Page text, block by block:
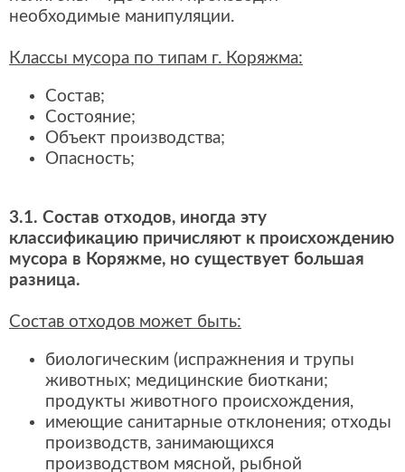
необходимые манипуляции.
Классы мусора по типам г. Коряжма:
Состав;
Состояние;
Объект производства;
Опасность;
3.1. Состав отходов, иногда эту
классификацию причисляют к происхождению
мусора в Коряжме, но существует большая
разница.
Состав отходов может быть:
биологическим (испражнения и трупы
животных; медицинские биоткани;
продукты животного происхождения,
имеющие санитарные отклонения; отходы
производств, занимающихся
производством мясной, рыбной